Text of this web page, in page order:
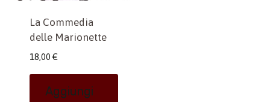
La Commedia
delle Marionette
18,00 €
Aggiungi